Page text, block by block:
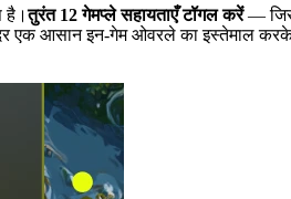
है।तुरंत 12 गेमप्ले सहायताएँ टॉगल करें—
एक आसान इन-गेम ओवरले का इस्तेमाल